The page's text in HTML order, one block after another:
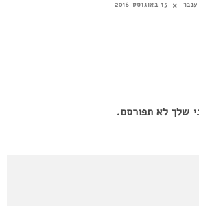
ענבר 15 באוגוסט 2018
שלך לא תפורסם.